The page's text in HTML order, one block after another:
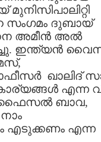
സംഗമം ദുബായ്
ഹന അമീന്‍ അല്‍
ഇന്ത്യന്‍
ഖാലിദ്‌
കാര്യങ്ങള്‍ എന്ന
ഫൈസല്‍ ബാവ,
എടുക്കണം എന്ന